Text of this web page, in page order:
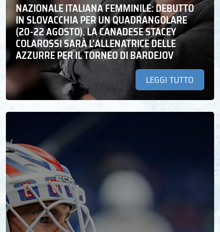
NAZIONALE ITALIANA FEMMINILE: DEBUTTO
IN SLOVACCHIA PER UN QUADRANGOLARE
(20-22 AGOSTO). LA CANADESE STACEY
COLAROSSI SARÀ L’ALLENATRICE DELLE
AZZURRE PER IL TORNEO DI BARDEJOV
LEGGI TUTTO